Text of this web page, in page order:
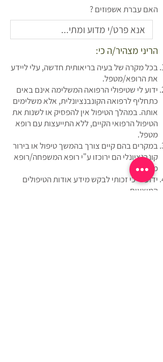
האם עברת אשפוזים ?
הריני מצהיר/ה כי:
בכל מקרה של בעיה בריאותית חדשה, עלי ליידע
את הרופא/מטפל.
ידוע לי שטיפולי הרפואה המשלימה אינם באים
כתחליף לרפואה הקונבנציונלית, אלא משלימים
אותה. במהלך הטיפול אין להפסיק או לשנות את
הטיפול הרפואי הקיים, ללא התייעצות עם רופא
מטפל.
במקרים בהם קיים צורך בהמשך טיפול או בירור
קונבנציונלי הם ירוכזו ע"י רופא המשפחה/רופא
מטפל.
ידוע לי כי זכותי לבקש מידע אודות הטיפולים
המוצעים.